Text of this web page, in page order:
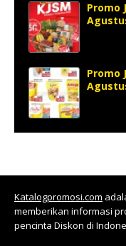
Promo
Promo
Katalogpromosi.com
memberikan informasi
pencinta Diskon di